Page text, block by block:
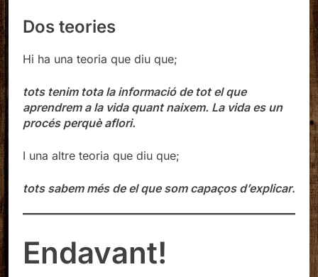
Dos teories
Hi ha una teoria que diu que;
tots tenim tota la informació de tot el que
aprendrem a la vida quant naixem. La vida es un
procés perquè aflori.
I una altre teoria que diu que;
tots sabem més de el que som capaços d’explicar.
Endavant!